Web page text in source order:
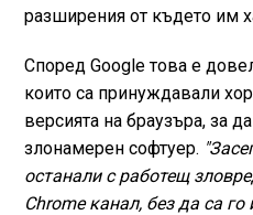
разширения от където им
Според Google това е
които са принуждавали
версията на браузъра, за
злонамерен софтуер.
останали с работещ
Chrome канал, без да са го